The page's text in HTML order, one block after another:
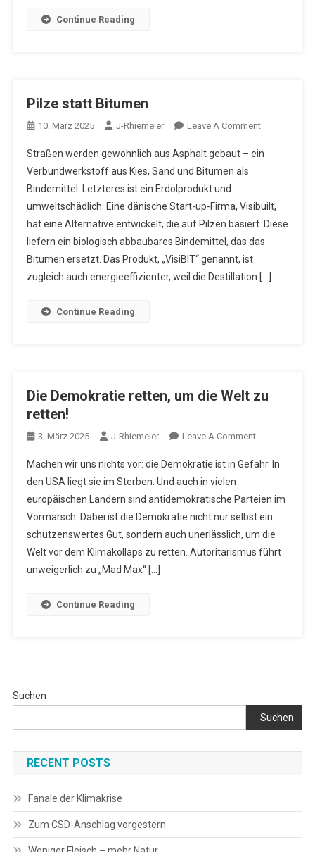
Continue Reading
Pilze statt Bitumen
10. März 2025 J-Rhiemeier Leave A CommentOn
Statt
Straßen werden gewöhnlich aus Asphalt gebaut – ein
Verbundwerkstoff aus Kies, Sand und Bitumen als
Bindemittel. Letzteres ist ein Erdölprodukt und
umweltschädlich. Eine dänische Start-up-Firma, Visibuilt,
hat eine Alternative entwickelt, die auf Pilzen basiert. Diese
liefern ein biologisch abbaubares Bindemittel, das das
Bitumen ersetzt. Das Produkt, „VisiBIT“ genannt, ist
zugleich auch energieeffizienter, weil die Destillation […]
Continue Reading
Die Demokratie retten, um die Welt zu
retten!
3. März 2025 J-Rhiemeier Leave A CommentOn
Demokratie
Um
Die
Welt
Zu
Machen wir uns nichts vor: die Demokratie ist in Gefahr. In
den USA liegt sie im Sterben. Und auch in vielen
europäischen Ländern sind antidemokratische Parteien im
Vormarsch. Dabei ist die Demokratie nicht nur selbst ein
schützenswertes Gut, sondern auch unerlässlich, um die
Welt vor dem Klimakollaps zu retten. Autoritarismus führt
unweigerlich zu „Mad Max“ […]
Continue Reading
Suchen
Suchen
RECENT POSTS
Fanale der Klimakrise
Zum CSD-Anschlag vorgestern